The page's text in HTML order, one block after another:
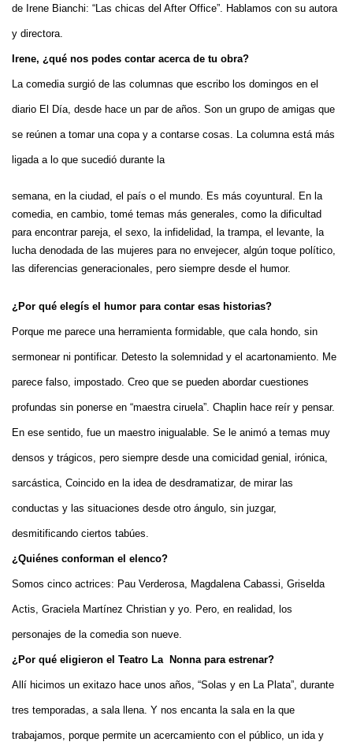
de Irene Bianchi: “Las chicas del After Office”. Hablamos con su autora
y directora.
Irene, ¿qué nos podes contar acerca de tu obra?
La comedia surgió de las columnas que escribo los domingos en el
diario El Día, desde hace un par de años. Son un grupo de amigas que
se reúnen a tomar una copa y a contarse cosas. La columna está más
ligada a lo que sucedió durante la
semana, en la ciudad, el país o el mundo. Es más coyuntural. En la
comedia, en cambio, tomé temas más generales, como la dificultad
para encontrar pareja, el sexo, la infidelidad, la trampa, el levante, la
lucha denodada de las mujeres para no envejecer, algún toque político,
las diferencias generacionales, pero siempre desde el humor.
¿Por qué elegís el humor para contar esas historias?
Porque me parece una herramienta formidable, que cala hondo, sin
sermonear ni pontificar. Detesto la solemnidad y el acartonamiento. Me
parece falso, impostado. Creo que se pueden abordar cuestiones
profundas sin ponerse en “maestra ciruela”. Chaplin hace reír y pensar.
En ese sentido, fue un maestro inigualable. Se le animó a temas muy
densos y trágicos, pero siempre desde una comicidad genial, irónica,
sarcástica, Coincido en la idea de desdramatizar, de mirar las
conductas y las situaciones desde otro ángulo, sin juzgar,
desmitificando ciertos tabúes.
¿Quiénes conforman el elenco?
Somos cinco actrices: Pau Verderosa, Magdalena Cabassi, Griselda
Actis, Graciela Martínez Christian y yo. Pero, en realidad, los
personajes de la comedia son nueve.
¿Por qué eligieron el Teatro La Nonna para estrenar?
Allí hicimos un exitazo hace unos años, “Solas y en La Plata”, durante
tres temporadas, a sala llena. Y nos encanta la sala en la que
trabajamos, porque permite un acercamiento con el público, un ida y